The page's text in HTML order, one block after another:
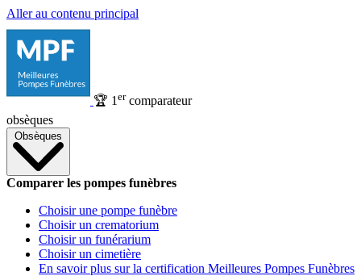
Aller au contenu principal
🏆 1 ercomparateur
obsèques
Obsèques
Comparer les pompes funèbres
Choisir une pompe funèbre
Choisir un crematorium
Choisir un funérarium
Choisir un cimetière
En savoir plus sur la certification Meilleures Pompes Funèbres